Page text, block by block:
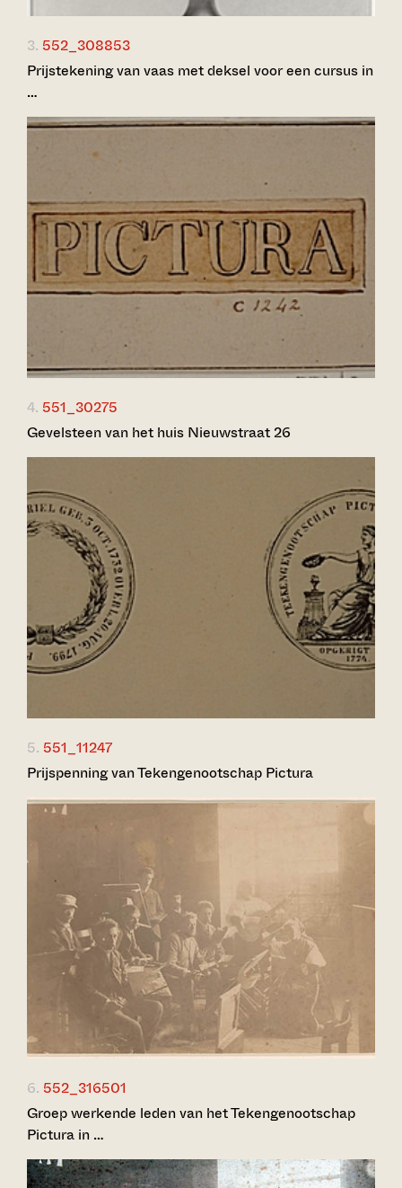
3. 552_308853
Prijstekening van vaas met deksel voor een cursus in
…
4. 551_30275
Gevelsteen van het huis Nieuwstraat 26
5. 551_11247
Prijspenning van Tekengenootschap Pictura
6. 552_316501
Groep werkende leden van het Tekengenootschap
Pictura in …